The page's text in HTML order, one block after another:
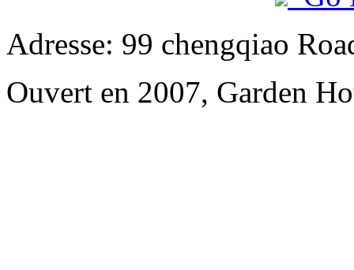
Adresse: 99 chengqiao
Ouvert en 2007, Garden